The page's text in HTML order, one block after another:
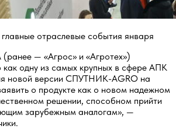
отраслевые события января
(ранее — «Агрос» и «Агротех»)
одну из самых крупных в сфере АПК
новой версии СПУТНИК-AGRO на
о продукте как о новом надежном
решении, способном прийти
зарубежным аналогам», —